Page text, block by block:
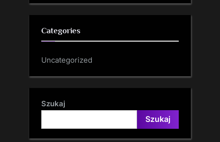
Categories
Uncategorized
Szukaj
Szukaj